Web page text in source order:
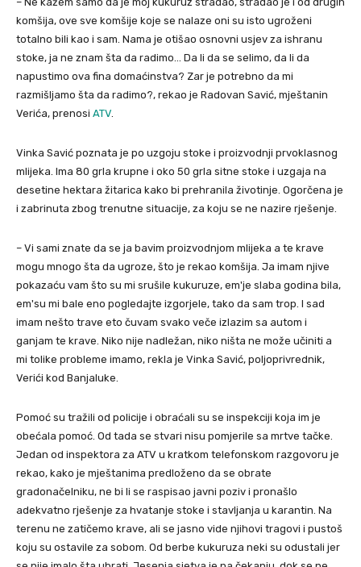
komšija, ove sve komšije koje se nalaze oni su isto ugroženi
totalno bili kao i sam. Nama je otišao osnovni usjev za ishranu
stoke, ja ne znam šta da radimo… Da li da se selimo, da li da
napustimo ova fina domaćinstva? Zar je potrebno da mi
razmišljamo šta da radimo?, rekao je Radovan Savić, mještanin
Verića, prenosi ATV
Vinka Savić poznata je po uzgoju stoke i proizvodnji prvoklasnog
mlijeka. Ima 80 grla krupne i oko 50 grla sitne stoke i uzgaja na
desetine hektara žitarica kako bi prehranila životinje. Ogorčena je
i zabrinuta zbog trenutne situacije, za koju se ne nazire rješenje.
– Vi sami znate da se ja bavim proizvodnjom mlijeka a te krave
mogu mnogo šta da ugroze, što je rekao komšija. Ja imam njive
pokazaću vam što su mi srušile kukuruze, em'je slaba godina bila,
em'su mi bale eno pogledajte izgorjele, tako da sam trop. I sad
imam nešto trave eto čuvam svako veče izlazim sa autom i
ganjam te krave. Niko nije nadležan, niko ništa ne može učiniti a
mi tolike probleme imamo, rekla je Vinka Savić, poljoprivrednik,
Verići kod Banjaluke.
Pomoć su tražili od policije i obraćali su se inspekciji koja im je
obećala pomoć. Od tada se stvari nisu pomjerile sa mrtve tačke.
Jedan od inspektora za ATV u kratkom telefonskom razgovoru je
rekao, kako je mještanima predloženo da se obrate
gradonačelniku, ne bi li se raspisao javni poziv i pronašlo
adekvatno rješenje za hvatanje stoke i stavljanja u karantin. Na
terenu ne zatičemo krave, ali se jasno vide njihovi tragovi i pustoš
koju su ostavile za sobom. Od berbe kukuruza neki su odustali jer